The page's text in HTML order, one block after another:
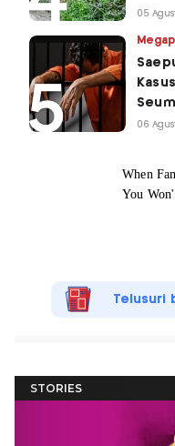
05
06
Telusuri